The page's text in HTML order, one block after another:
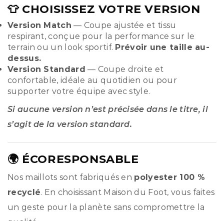
👕 CHOISISSEZ VOTRE VERSION
Version Match — Coupe ajustée et tissu
respirant, conçue pour la performance sur le
terrain ou un look sportif. Prévoir une taille au-
dessus.
Version Standard — Coupe droite et
confortable, idéale au quotidien ou pour
supporter votre équipe avec style.
Si aucune version n’est précisée dans le titre, il
s’agit de la version standard.
🌍 ÉCORESPONSABLE
Nos maillots sont fabriqués en polyester 100 %
recyclé. En choisissant Maison du Foot, vous faites
un geste pour la planète sans compromettre la